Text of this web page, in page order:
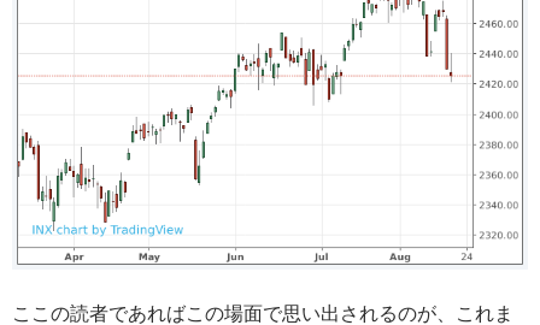
ここの読者であればこの場面で思い出されるのが、これま